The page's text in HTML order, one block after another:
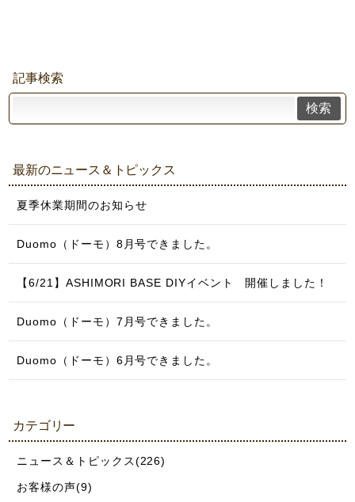
記事検索
検索
最新のニュース＆トピックス
夏季休業期間のお知らせ
Duomo（ドーモ）8月号できました。
【6/21】ASHIMORI BASE DIYイベント 開催しました！
Duomo（ドーモ）7月号できました。
Duomo（ドーモ）6月号できました。
カテゴリー
ニュース＆トピックス(226)
お客様の声(9)